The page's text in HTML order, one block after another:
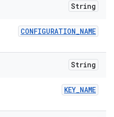
String
CONFIGURATION_NAME
String
KEY_NAME